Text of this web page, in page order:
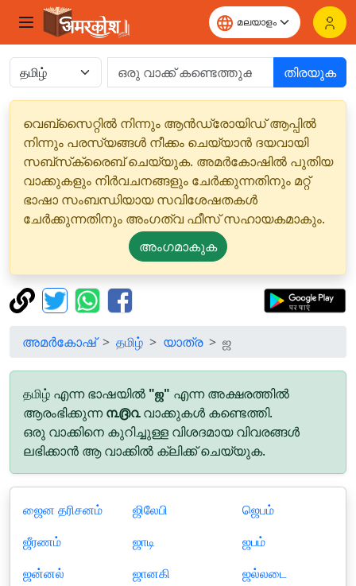
തിരയുക
വെബ്‌സൈറ്റിൽ നിന്നും ആൻഡ്രോയിഡ് ആപ്പിൽ
നിന്നും പരസ്യങ്ങൾ നീക്കം ചെയ്യാൻ ദയവായി
സബ്‌സ്‌ക്രൈബ് ചെയ്യുക. അമർകോഷിൽ പുതിയ
വാക്കുകളും നിർവചനങ്ങളും ചേർക്കുന്നതിനും മറ്റ്
ഭാഷാ സംബന്ധിയായ സവിശേഷതകൾ
ചേർക്കുന്നതിനും അംഗത്വ ഫീസ് സഹായകമാകും.
അംഗമാകുക
അമർകോഷ് தமிழ் യാത്ര ஜ
தமிழ் എന്ന ഭാഷയിൽ "ஜ" എന്ന അക്ഷരത്തിൽ
ആരംഭിക്കുന്ന൩൫൨വാക്കുകൾ കണ്ടെത്തി.
ഒരു വാക്കിനെ കുറിച്ചുള്ള വിശദമായ വിവരങ്ങൾ
ലഭിക്കാൻ ആ വാക്കിൽ ക്ലിക്ക് ചെയ്യുക.
ஜைன தரிசனம்
ஜீரணம்
ஜன்னல்
ஜிலேபி
ஜாடி
ஜானகி
ஜெபம்
ஜபம்
ஜல்லடை